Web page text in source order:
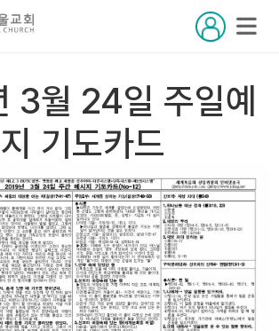
3월 24일 주일예
기도카드